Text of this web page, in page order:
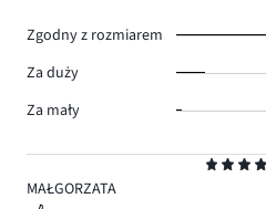
5
MAŁGORZATA
Zgodny z rozmiarem
Za duży
Za mały